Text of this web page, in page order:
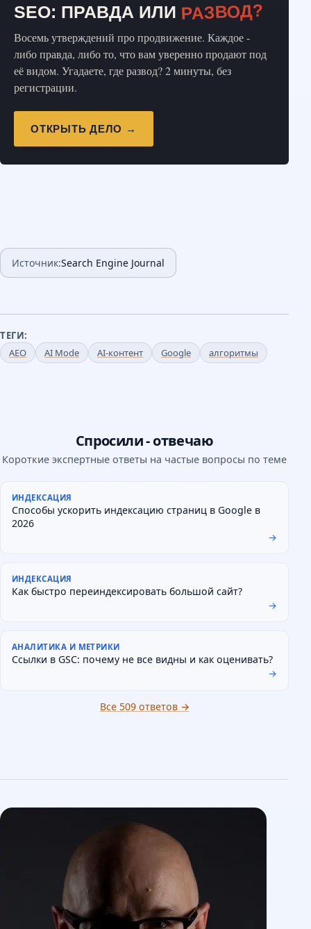
SEO: ПРАВДА ИЛИ РАЗВОД?
Восемь утверждений про продвижение. Каждое -
либо правда, либо то, что вам уверенно продают под
её видом. Угадаете, где развод? 2 минуты, без
регистрации.
ОТКРЫТЬ ДЕЛО →
Источник:Search Engine Journal
ТЕГИ:
AEO
AI Mode AI-контент Google алгоритмы
Спросили - отвечаю
Короткие экспертные ответы на частые вопросы по теме
ИНДЕКСАЦИЯ
Способы ускорить индексацию страниц в Google в
2026
→
ИНДЕКСАЦИЯ
Как быстро переиндексировать большой сайт?
→
АНАЛИТИКА И МЕТРИКИ
Ссылки в GSC: почему не все видны и как оценивать?
→
Все 509 ответов →